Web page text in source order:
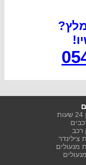
!
רכב
צילינדר
מנעולים